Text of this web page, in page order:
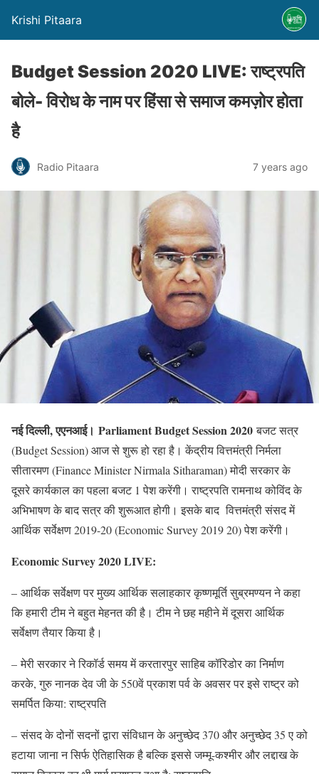
Krishi Pitaara
Budget Session 2020 LIVE: राष्ट्रपति
बोले- विरोध के नाम पर हिंसा से समाज कमज़ोर होता
है
Radio Pitaara 7 years ago
नई दिल्ली, एएनआई। Parliament Budget Session 2020बजट सत्र
(Budget Session) आज से शुरू हो रहा है। केंद्रीय वित्तमंत्री निर्मला
सीतारमण (Finance Minister Nirmala Sitharaman) मोदी सरकार के
दूसरे कार्यकाल का पहला बजट 1 पेश करेंगी। राष्ट्रपति रामनाथ कोविंद के
अभिभाषण के बाद सत्र की शुरूआत होगी। इसके बाद वित्तमंत्री संसद में
आर्थिक सर्वेक्षण 2019-20 (Economic Survey 2019 20) पेश करेंगी।
Economic Survey 2020 LIVE:
– आर्थिक सर्वेक्षण पर मुख्य आर्थिक सलाहकार कृष्णमूर्ति सुब्रमण्यन ने कहा
कि हमारी टीम ने बहुत मेहनत की है। टीम ने छह महीने में दूसरा आर्थिक
सर्वेक्षण तैयार किया है।
– मेरी सरकार ने रिकॉर्ड समय में करतारपुर साहिब कॉरिडोर का निर्माण
करके, गुरु नानक देव जी के 550वें प्रकाश पर्व के अवसर पर इसे राष्ट्र को
समर्पित किया: राष्ट्रपति
– संसद के दोनों सदनों द्वारा संविधान के अनुच्छेद 370 और अनुच्छेद 35 ए को
हटाया जाना न सिर्फ ऐतिहासिक है बल्कि इससे जम्मू-कश्मीर और लद्दाख के